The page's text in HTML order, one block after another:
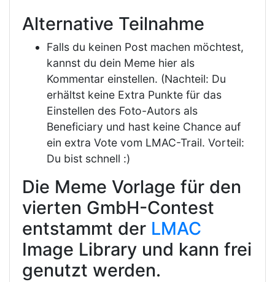
Alternative Teilnahme
Falls du keinen Post machen möchtest,
kannst du dein Meme hier als
Kommentar einstellen. (Nachteil: Du
erhältst keine Extra Punkte für das
Einstellen des Foto-Autors als
Beneficiary und hast keine Chance auf
ein extra Vote vom LMAC-Trail. Vorteil:
Du bist schnell :)
Die Meme Vorlage für den
vierten GmbH-Contest
entstammt der LMAC
Image Library und kann frei
genutzt werden.